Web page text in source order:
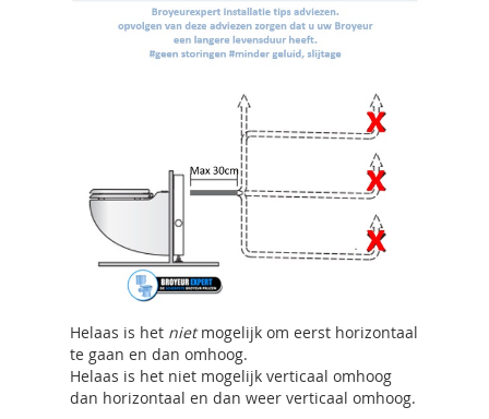
Helaas is het nietmogelijk om eerst horizontaal
te gaan en dan omhoog.
Helaas is het niet mogelijk verticaal omhoog
dan horizontaal en dan weer verticaal omhoog.